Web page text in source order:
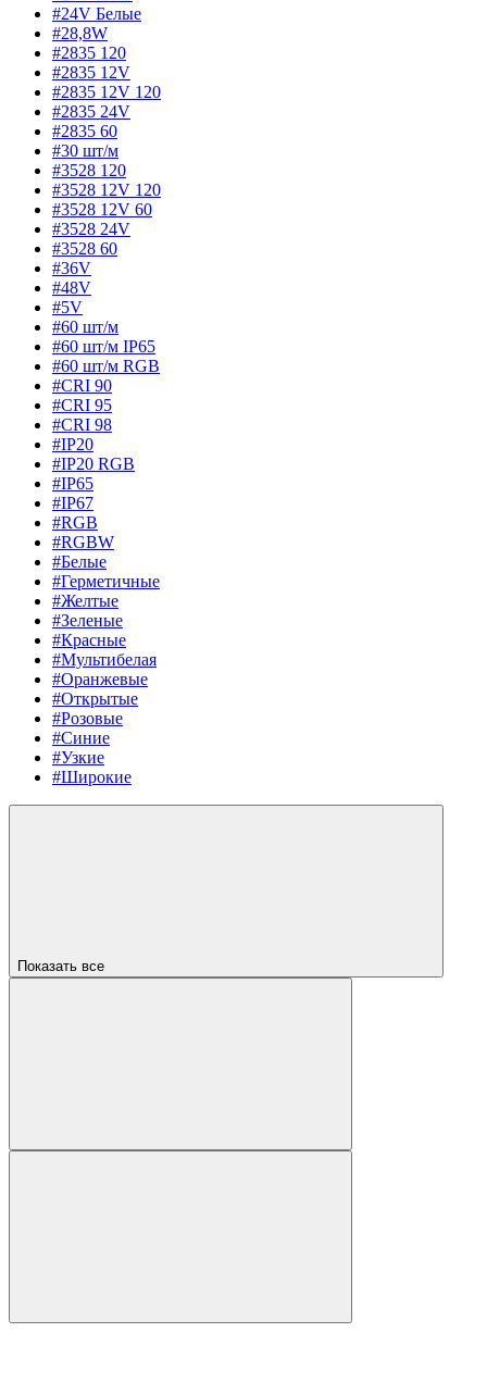
#24V Белые
#28,8W
#2835 120
#2835 12V
#2835 12V 120
#2835 24V
#2835 60
#30 шт/м
#3528 120
#3528 12V 120
#3528 12V 60
#3528 24V
#3528 60
#36V
#48V
#5V
#60 шт/м
#60 шт/м IP65
#60 шт/м RGB
#CRI 90
#CRI 95
#CRI 98
#IP20
#IP20 RGB
#IP65
#IP67
#RGB
#RGBW
#Белые
#Герметичные
#Желтые
#Зеленые
#Красные
#Мультибелая
#Оранжевые
#Открытые
#Розовые
#Синие
#Узкие
#Широкие
Показать все